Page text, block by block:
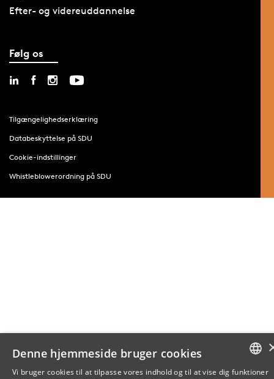
Efter- og videreuddannelse
Følg os
Tilgængelighedserklæring
Databeskyttelse på SDU
Cookie-indstillinger
Whistleblowerordning på SDU
Denne hjemmeside bruger cookies
Vi bruger cookies til at tilpasse vores indhold og til at vise dig funktioner